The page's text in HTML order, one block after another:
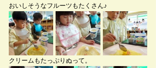
おいしそうなフルーツもたくさん♪
クリームもたっぷりぬって。